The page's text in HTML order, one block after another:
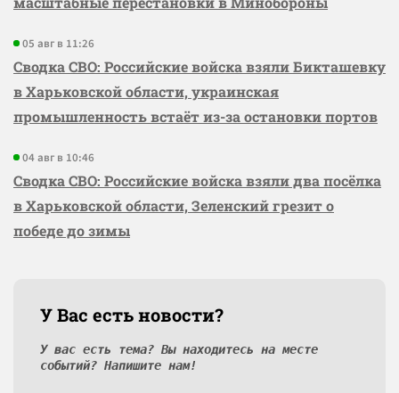
05 авг в 11:26
Сводка СВО: Российские войска взяли Бикташевку
в Харьковской области, украинская
промышленность встаёт из-за остановки портов
04 авг в 10:46
Сводка СВО: Российские войска взяли два посёлка
в Харьковской области, Зеленский грезит о
победе до зимы
У Вас есть новости?
У вас есть тема? Вы находитесь на месте
событий? Напишите нам!